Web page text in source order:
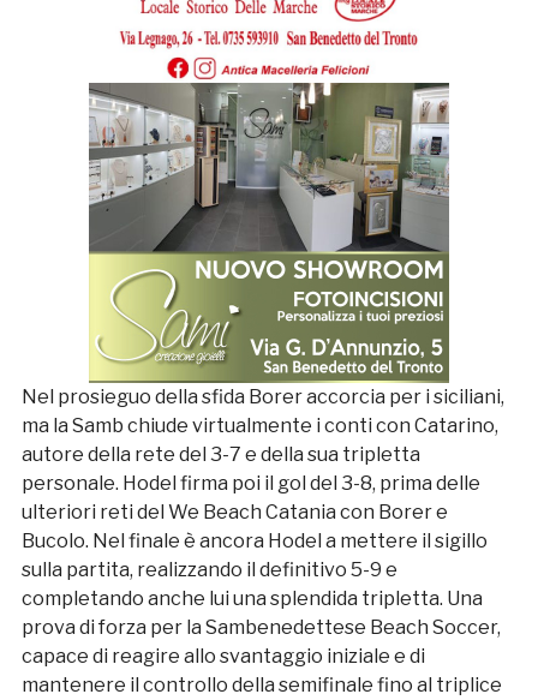
Nel prosieguo della sfida Borer accorcia per i siciliani,
ma la Samb chiude virtualmente i conti con Catarino,
autore della rete del 3-7 e della sua tripletta
personale. Hodel firma poi il gol del 3-8, prima delle
ulteriori reti del We Beach Catania con Borer e
Bucolo. Nel finale è ancora Hodel a mettere il sigillo
sulla partita, realizzando il definitivo 5-9 e
completando anche lui una splendida tripletta. Una
prova di forza per la Sambenedettese Beach Soccer,
capace di reagire allo svantaggio iniziale e di
mantenere il controllo della semifinale fino al triplice